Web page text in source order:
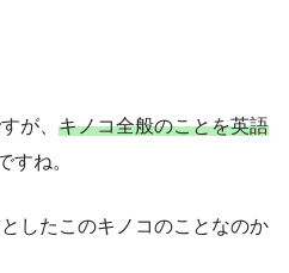
が、 キノコ全般のことを英語
すね。
したこのキノコのことなのか